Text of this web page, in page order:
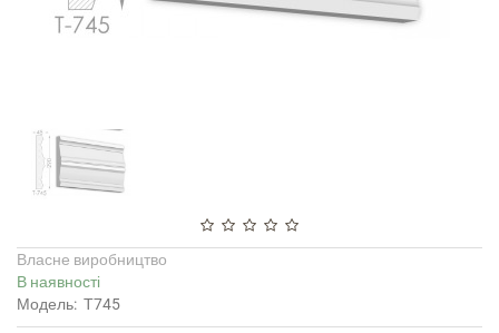
Власне виробництво
В наявності
Модель: Т745